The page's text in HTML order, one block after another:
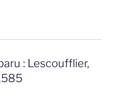
: Lescoufflier,